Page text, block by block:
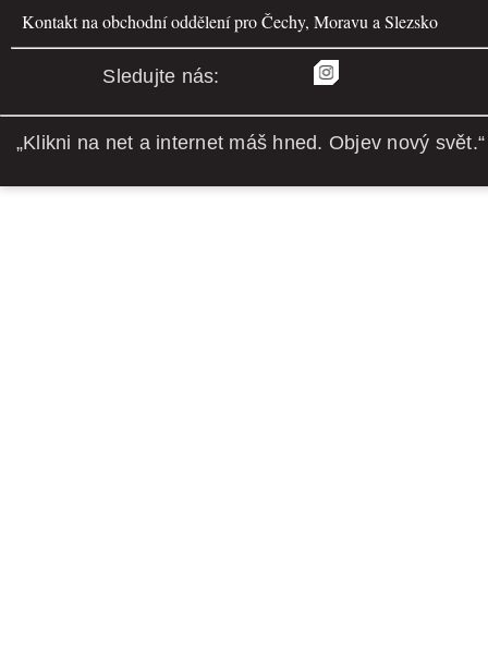
Kontakt na obchodní oddělení pro Čechy, Moravu a Slezsko
Sledujte nás:
„Klikni na net a internet máš hned. Objev nový svět.“